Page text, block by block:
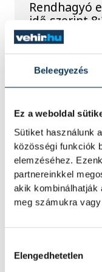
Beleegyezés
Ez a weboldal
Sütiket használunk
közösségi funkciók
elemzéséhez.
partnereinkkel
akik kombinálhatják
meg számukra
Elengedhetetlen
Rendhagyó
idő szerint
SpaceX
az eseményt.
Rá sem
rekordokat